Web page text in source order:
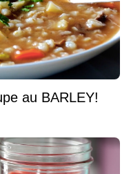
au BARLEY!